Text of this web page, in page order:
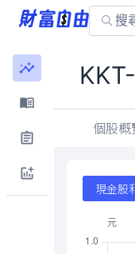
個股概
現金股